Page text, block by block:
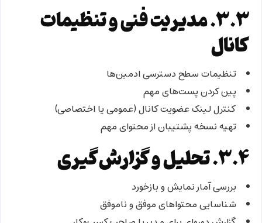
۳.۳. مدیریت فنی و تنظیمات
کانال
تنظیمات سطح دسترسی ادمین‌ها
پین کردن پست‌های مهم
کنترل لینک عضویت کانال (عمومی یا اختصاصی)
تهیه نسخه پشتیبان از محتوای مهم
۳.۴. تحلیل و گزارش‌گیری
بررسی آمار نمایش و بازخورد
شناسایی محتواهای موفق و ناموفق